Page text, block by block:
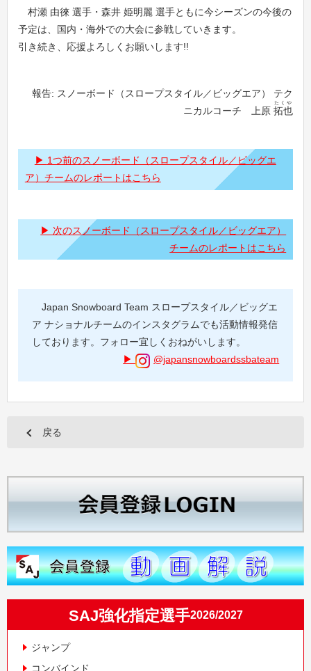
村瀬 由徠 選手・森井 姫明麗 選手ともに今シーズンの今後の
予定は、国内・海外での大会に参戦していきます。
引き続き、応援よろしくお願いします!!
報告: スノーボード（スロープスタイル／ビッグエア） テク
ニカルコーチ 上原 拓也
たくや
1つ前のスノーボード（スロープスタイル／ビッグエ
ア）チームのレポートはこちら
次のスノーボード（スロープスタイル／ビッグエア）
チームのレポートはこちら
Japan Snowboard Team スロープスタイル／ビッグエ
ア ナショナルチームのインスタグラムでも活動情報発信
しております。フォロー宜しくおねがいします。
@japansnowboardssbateam
戻る
SAJ強化指定選手2026/2027
ジャンプ
コンバインド